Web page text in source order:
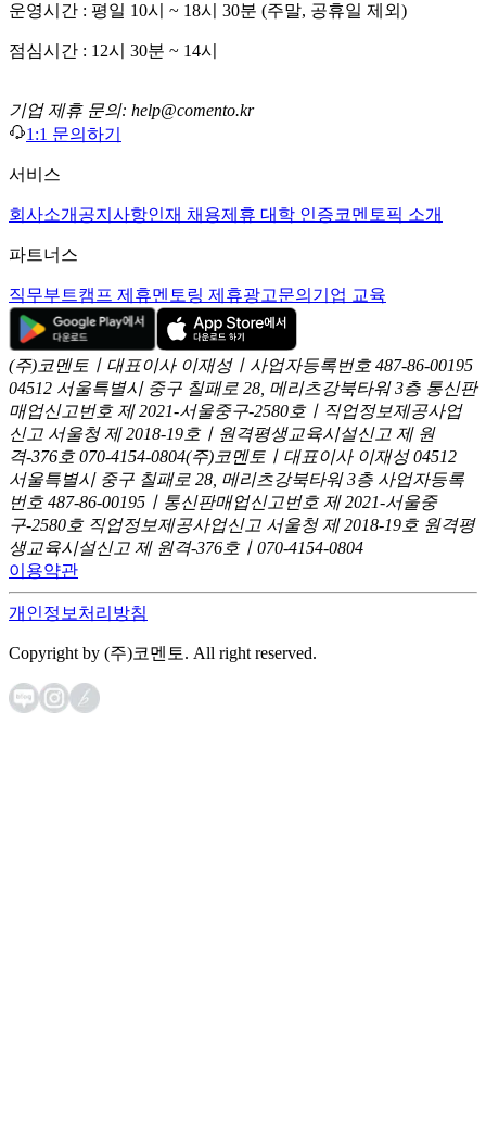
운영시간 : 평일 10시 ~ 18시 30분 (주말, 공휴일 제외)
점심시간 : 12시 30분 ~ 14시
기업 제휴 문의: help@comento.kr
1:1 문의하기
서비스
회사소개 공지사항인재 채용제휴 대학 인증코멘토픽 소개
파트너스
직무부트캠프 제휴멘토링 제휴광고문의 기업 교육
(주)코멘토ㅣ대표이사 이재성ㅣ사업자등록번호 487-86-00195
04512 서울특별시 중구 칠패로 28, 메리츠강북타워 3층 통신판
매업신고번호 제 2021-서울중구-2580호ㅣ직업정보제공사업
신고 서울청 제 2018-19호ㅣ원격평생교육시설신고 제 원
격-376호 070-4154-0804(주)코멘토ㅣ대표이사 이재성 04512
서울특별시 중구 칠패로 28, 메리츠강북타워 3층 사업자등록
번호 487-86-00195ㅣ통신판매업신고번호 제 2021-서울중
구-2580호 직업정보제공사업신고 서울청 제 2018-19호 원격평
생교육시설신고 제 원격-376호ㅣ070-4154-0804
이용약관
개인정보처리방침
Copyright by (주)코멘토. All right reserved.